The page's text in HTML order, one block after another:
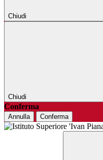
Chiudi
Chiudi
Conferma
Annulla Conferma